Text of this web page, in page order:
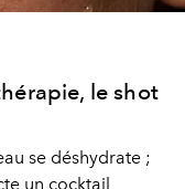
le shot
se déshydrate ;
un cocktail